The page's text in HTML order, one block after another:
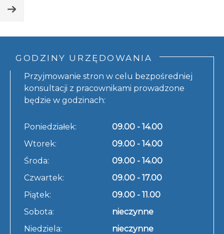
GODZINY URZĘDOWANIA
Przyjmowanie stron w celu bezpośredniej
konsultacji z pracownikami prowadzone
będzie w godzinach:
Poniedziałek:
09.00 - 14.00
Wtorek:
09.00 - 14.00
Środa:
09.00 - 14.00
Czwartek:
09.00 - 17.00
Piątek:
09.00 - 11.00
Sobota:
nieczynne
Niedziela:
nieczynne